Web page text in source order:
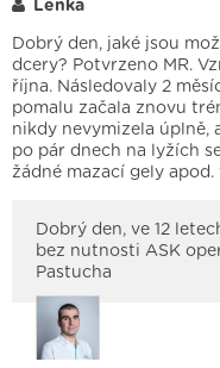
Lenka
Dobrý den, jaké jsou
dcery? Potvrzeno MR.
října. Následovaly 2
pomalu začala znovu
nikdy nevymizela úplně,
po pár dnech na lyžích
žádné mazací gely
Dobrý den, ve 12
bez nutnosti ASK
Pastucha